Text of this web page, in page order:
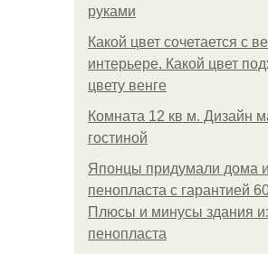
руками
Какой цвет сочетается с
интерьере. Какой цвет
цвету венге
Комната 12 кв м. Дизайн
гостиной
Японцы придумали дома
пенопласта с гарантией
Плюсы и минусы здания
пенопласта